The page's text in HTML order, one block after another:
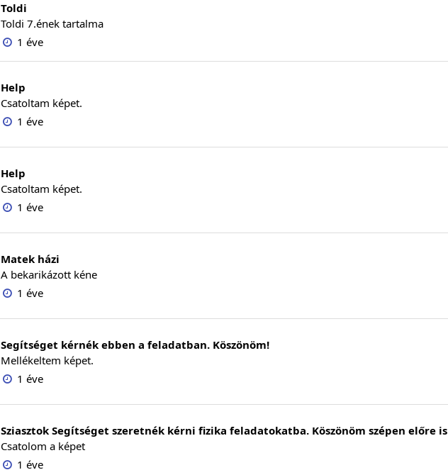
Toldi
Toldi 7.ének tartalma
1 éve
Help
Csatoltam képet.
1 éve
Help
Csatoltam képet.
1 éve
Matek házi
A bekarikázott kéne
1 éve
Segítséget kérnék ebben a feladatban. Köszönöm!
Mellékeltem képet.
1 éve
Sziasztok Segítséget szeretnék kérni fizika feladatokatba. Köszönöm szépen előre is
Csatolom a képet
1 éve